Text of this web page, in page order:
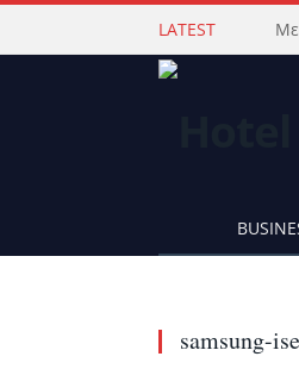
LATEST
samsung-